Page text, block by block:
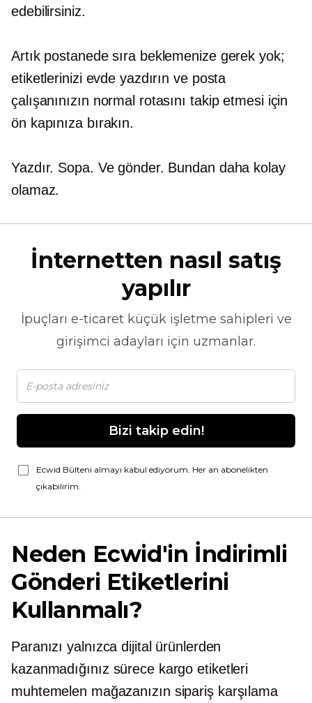
edebilirsiniz.
Artık postanede sıra beklemenize gerek yok;
etiketlerinizi evde yazdırın ve posta
çalışanınızın normal rotasını takip etmesi için
ön kapınıza bırakın.
Yazdır. Sopa. Ve gönder. Bundan daha kolay
olamaz.
İnternetten nasıl satış
yapılır
İpuçları e-ticaretküçük işletme sahipleri ve
girişimci adayları için uzmanlar.
Bizi takip edin!
Ecwid Bülteni almayı kabul ediyorum. Her an abonelikten
çıkabilirim.
Neden Ecwid'in İndirimli
Gönderi Etiketlerini
Kullanmalı?
Paranızı yalnızca dijital ürünlerden
kazanmadığınız sürece kargo etiketleri
muhtemelen mağazanızın sipariş karşılama